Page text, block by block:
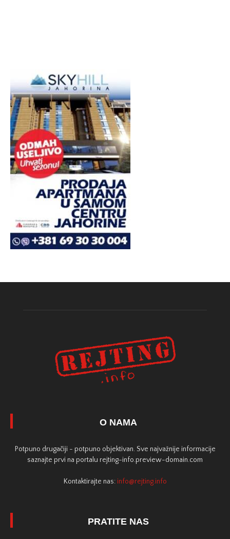
O NAMA
Potpuno drugačiji - potpuno objektivan. Sve najvažnije informacije
saznajte prvi na portalu rejting-info.preview-domain.com
Kontaktirajte nas: info@rejting.info
PRATITE NAS